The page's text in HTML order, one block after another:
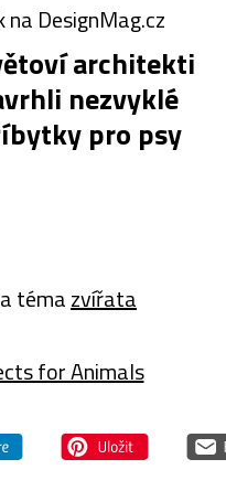
DesignMag.cz
architekti
nezvyklé
pro psy
témazvířata
for Animals